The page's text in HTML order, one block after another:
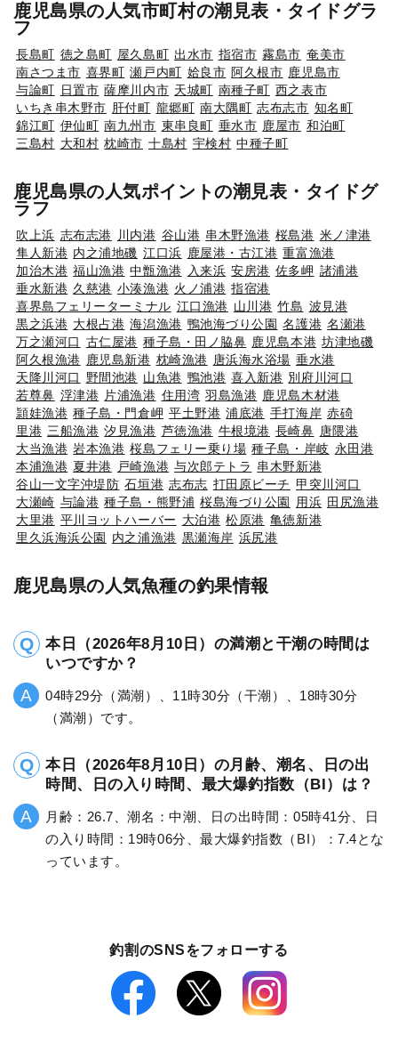
鹿児島県の人気市町村の潮見表・タイドグラ
フ
長島町 徳之島町 屋久島町 出水市 指宿市 霧島市 奄美市
南さつま市 喜界町 瀬戸内町 姶良市 阿久根市 鹿児島市
与論町 日置市 薩摩川内市 天城町 南種子町 西之表市
いちき串木野市 肝付町 龍郷町 南大隅町 志布志市 知名町
錦江町 伊仙町 南九州市 東串良町 垂水市 鹿屋市 和泊町
三島村 大和村 枕崎市 十島村 宇検村 中種子町
鹿児島県の人気ポイントの潮見表・タイドグ
ラフ
吹上浜 志布志港 川内港 谷山港 串木野漁港 桜島港 米ノ津港
隼人新港 内之浦地磯 江口浜 鹿屋港・古江港 重富漁港
加治木港 福山漁港 中甑漁港 入来浜 安房港 佐多岬 諸浦港
垂水新港 久慈港 小湊漁港 火ノ浦港 指宿港
喜界島フェリーターミナル 江口漁港 山川港 竹島 波見港
黒之浜港 大根占港 海潟漁港 鴨池海づり公園 名護港 名瀬港
万之瀬河口 古仁屋港 種子島・田ノ脇鼻 鹿児島本港 坊津地磯
阿久根漁港 鹿児島新港 枕崎漁港 唐浜海水浴場 垂水港
天降川河口
野間池港 山魚港 鴨池港 喜入新港 別府川河口
若尊鼻 浮津港 片浦漁港 住用湾 羽島漁港 鹿児島木材港
頴娃漁港 種子島・門倉岬 平土野港 浦底港 手打海岸 赤碕
里港 三船漁港 汐見漁港 芦徳漁港 牛根境港 長崎鼻 唐隈港
大当漁港 岩本漁港 桜島フェリー乗り場 種子島・岸岐 永田港
本浦漁港 夏井港 戸崎漁港 与次郎テトラ 串木野新港
谷山一文字沖堤防 石垣港 志布志 打田原ビーチ 甲突川河口
大瀬崎 与論港 種子島・熊野浦 桜島海づり公園 用浜 田尻漁港
大里港 平川ヨットハーバー 大泊港 松原港 亀徳新港
里久浜海浜公園
内之浦漁港 黒瀬海岸 浜尻港
鹿児島県の人気魚種の釣果情報
本日（2026年8月10日）の満潮と干潮の時間は
いつですか？
04時29分（満潮）、11時30分（干潮）、18時30分
（満潮）です。
本日（2026年8月10日）の月齢、潮名、日の出
時間、日の入り時間、最大爆釣指数（BI）は？
月齢：26.7、潮名：中潮、日の出時間：05時41分、日
の入り時間：19時06分、最大爆釣指数（BI）：7.4とな
っています。
釣割のSNSをフォローする